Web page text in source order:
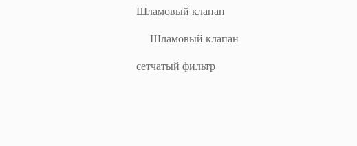
Шламовый клапан
Шламовый клапан
сетчатый фильтр